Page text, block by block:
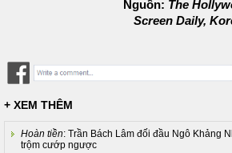
Nguồn: The
Screen Daily,
+ XEM THÊM
Hoàn tiền: Trần Bách Lâm đối đầu Ngô Khảng
trộm cướp ngược